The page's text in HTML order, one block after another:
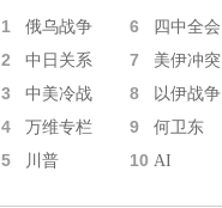
1 俄乌战争 6 四中全会
2 中日关系 7 美伊冲突
3 中美冷战 8 以伊战争
4 万维专栏 9 何卫东
5 川普 10 AI